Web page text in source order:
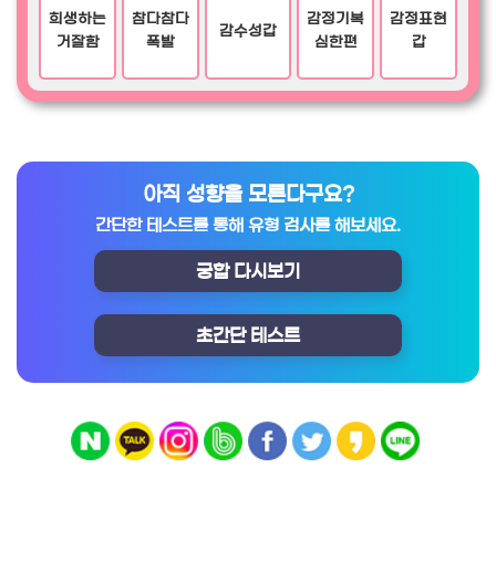
희생하는
거잘함
참다참다
폭발
감수성갑
감정기복
심한편
감정표현
갑
아직 성향을 모른다구요?
간단한 테스트를 통해 유형 검사를 해보세요.
궁합 다시보기
초간단 테스트